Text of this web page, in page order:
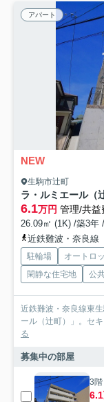
アパート
NEW
生駒市辻町
ラ・ルミエール（
6.1万円 管理/共益
26.09㎡ (1K) /築3年
近鉄難波・奈良線
駐輪場 オートロ
閑静な住宅地
公
近鉄難波・奈良線東
ール（辻町）」。セ
る
募集中の部屋
3階